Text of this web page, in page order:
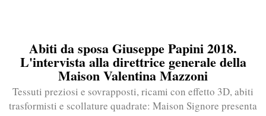
Abiti da sposa Giuseppe Papini 2018.
L'intervista alla direttrice generale della
Maison Valentina Mazzoni
Tessuti preziosi e sovrapposti, ricami con effetto 3D, abiti
trasformisti e scollature quadrate: Maison Signore presenta